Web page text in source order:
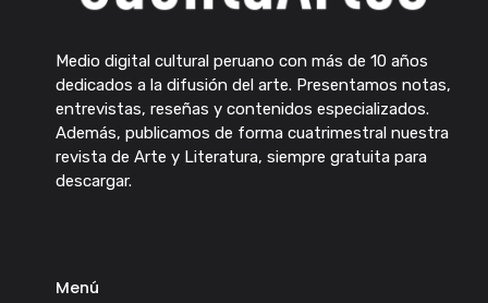
Medio digital cultural peruano con más de 10 años
dedicados a la difusión del arte. Presentamos notas,
entrevistas, reseñas y contenidos especializados.
Además, publicamos de forma cuatrimestral nuestra
revista de Arte y Literatura, siempre gratuita para
descargar.
Menú